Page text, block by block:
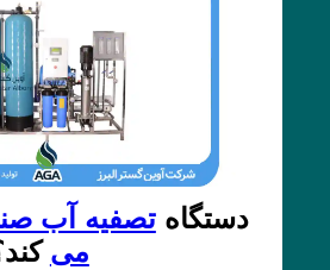
دستگاهتصفیه آب
می